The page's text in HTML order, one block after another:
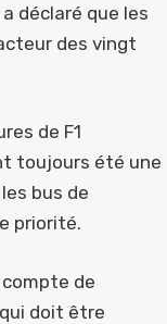
déclaré que les
des vingt
de F1
toujours été une
bus de
priorité.
compte de
doit être